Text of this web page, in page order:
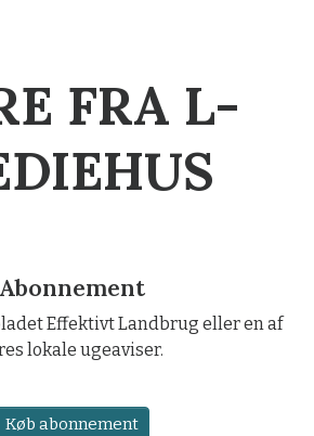
FRA L-
Abonnement
Effektivt Landbrug eller en af
lokale ugeaviser.
Køb abonnement